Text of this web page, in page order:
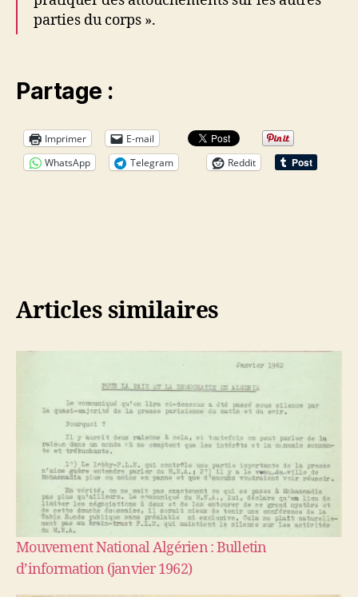
parties du corps ».
Partage :
Imprimer
E-mail
WhatsApp
Telegram Reddit
Articles similaires
Mouvement National Algérien : Bulletin
d’information (janvier 1962)